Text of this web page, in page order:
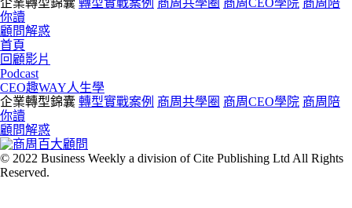
企業轉型錦囊 轉型實戰案例 商周共學圈 商周CEO學院 商周陪
你讀
顧問解惑
首頁
回顧影片
Podcast
CEO趣WAY人生學
企業轉型錦囊 轉型實戰案例 商周共學圈 商周CEO學院 商周陪
你讀
顧問解惑
© 2022 Business Weekly a division of Cite Publishing Ltd All Rights
Reserved.